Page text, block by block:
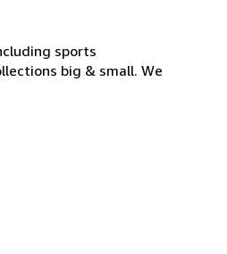
sports
big & small. We